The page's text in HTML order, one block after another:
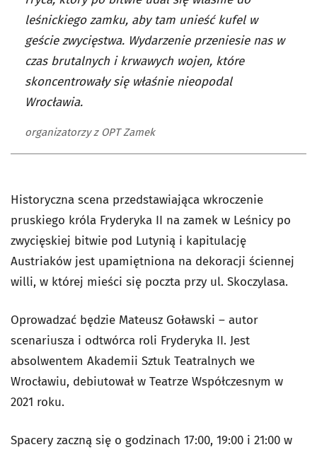
leśnickiego zamku, aby tam unieść kufel w
geście zwycięstwa. Wydarzenie przeniesie nas w
czas brutalnych i krwawych wojen, które
skoncentrowały się właśnie nieopodal
Wrocławia.
organizatorzy z OPT Zamek
Historyczna scena przedstawiająca wkroczenie
pruskiego króla Fryderyka II na zamek w Leśnicy po
zwycięskiej bitwie pod Lutynią i kapitulację
Austriaków jest upamiętniona na dekoracji ściennej
willi, w której mieści się poczta przy ul. Skoczylasa.
Oprowadzać będzie Mateusz Goławski – autor
scenariusza i odtwórca roli Fryderyka II. Jest
absolwentem Akademii Sztuk Teatralnych we
Wrocławiu, debiutował w Teatrze Współczesnym w
2021 roku.
Spacery zaczną się o godzinach 17:00, 19:00 i 21:00 w